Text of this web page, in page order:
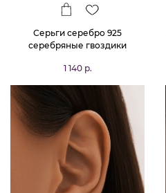
Серьги серебро 925
серебряные гвоздики
1 140 р.